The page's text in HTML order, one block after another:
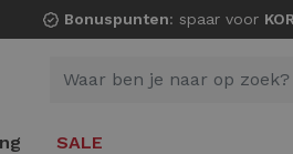
Bonuspunten: spaar voor
SALE